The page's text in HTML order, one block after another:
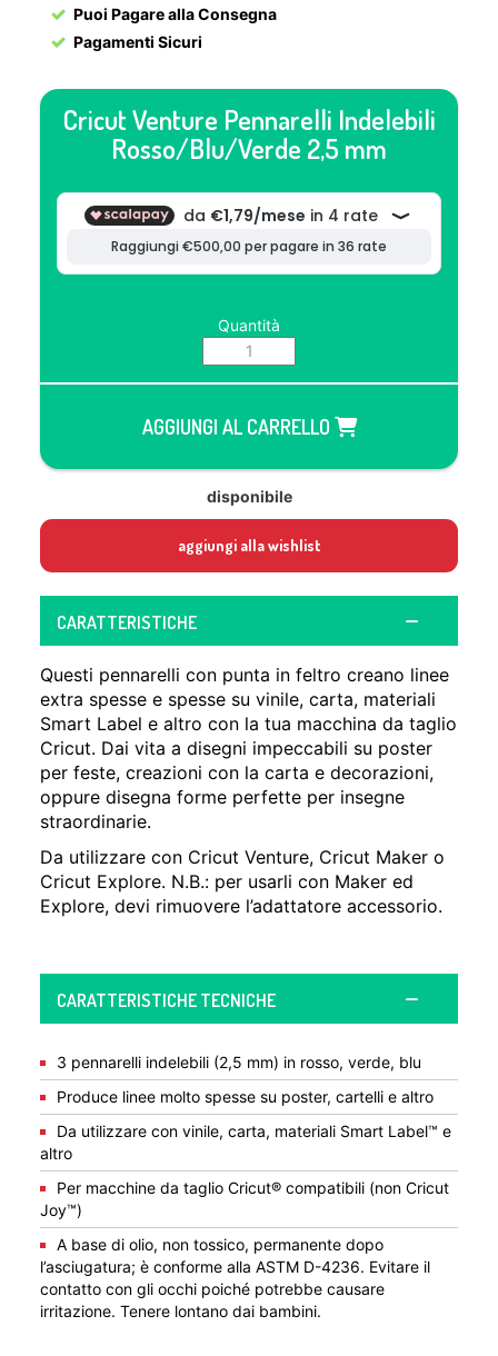
Puoi Pagare alla Consegna
Pagamenti Sicuri
Cricut Venture Pennarelli Indelebili
Rosso/Blu/Verde 2,5 mm
Quantità
AGGIUNGI AL CARRELLO
disponibile
aggiungi alla wishlist
CARATTERISTICHE
Questi pennarelli con punta in feltro creano linee
extra spesse e spesse su vinile, carta, materiali
Smart Label e altro con la tua macchina da taglio
Cricut. Dai vita a disegni impeccabili su poster
per feste, creazioni con la carta e decorazioni,
oppure disegna forme perfette per insegne
straordinarie.
Da utilizzare con Cricut Venture, Cricut Maker o
Cricut Explore. N.B.: per usarli con Maker ed
Explore, devi rimuovere l’adattatore accessorio.
CARATTERISTICHE TECNICHE
3 pennarelli indelebili (2,5 mm) in rosso, verde, blu
Produce linee molto spesse su poster, cartelli e altro
Da utilizzare con vinile, carta, materiali Smart Label™ e
altro
Per macchine da taglio Cricut® compatibili (non Cricut
Joy™)
A base di olio, non tossico, permanente dopo
l’asciugatura; è conforme alla ASTM D-4236. Evitare il
contatto con gli occhi poiché potrebbe causare
irritazione. Tenere lontano dai bambini.